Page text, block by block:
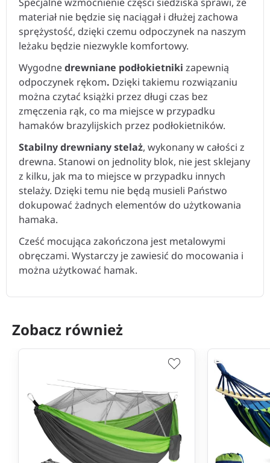
materiał nie będzie się naciągał i dłużej zachowa
sprężystość, dzięki czemu odpoczynek na naszym
leżaku będzie niezwykle komfortowy.
Wygodnedrewniane podłokietniki zapewnią
odpoczynek rękom. Dzięki takiemu rozwiązaniu
można czytać książki przez długi czas bez
zmęczenia rąk, co ma miejsce w przypadku
hamaków brazylijskich przez podłokietników.
Stabilny drewniany stelaż, wykonany w całości z
drewna. Stanowi on jednolity blok, nie jest sklejany
z kilku, jak ma to miejsce w przypadku innych
stelaży. Dzięki temu nie będą musieli Państwo
dokupować żadnych elementów do użytkowania
hamaka.
Cześć mocująca zakończona jest metalowymi
obręczami. Wystarczy je zawiesić do mocowania i
można użytkować hamak.
Zobacz również